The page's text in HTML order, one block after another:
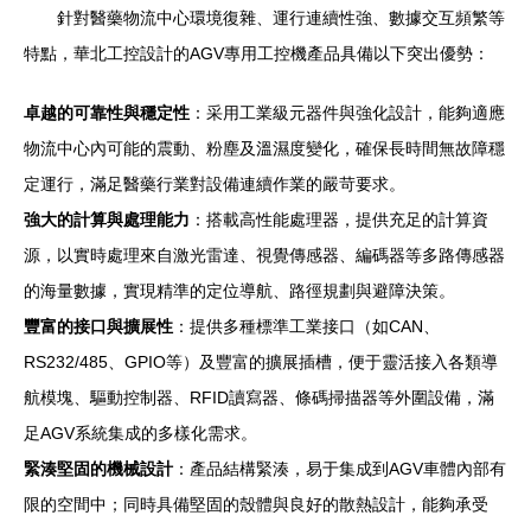
針對醫藥物流中心環境復雜、運行連續性強、數據交互頻繁等
特點，華北工控設計的AGV專用工控機產品具備以下突出優勢：
卓越的可靠性與穩定性 ：采用工業級元器件與強化設計，能夠適應
物流中心內可能的震動、粉塵及溫濕度變化，確保長時間無故障穩
定運行，滿足醫藥行業對設備連續作業的嚴苛要求。
強大的計算與處理能力 ：搭載高性能處理器，提供充足的計算資
源，以實時處理來自激光雷達、視覺傳感器、編碼器等多路傳感器
的海量數據，實現精準的定位導航、路徑規劃與避障決策。
豐富的接口與擴展性 ：提供多種標準工業接口（如CAN、
RS232/485、GPIO等）及豐富的擴展插槽，便于靈活接入各類導
航模塊、驅動控制器、RFID讀寫器、條碼掃描器等外圍設備，滿
足AGV系統集成的多樣化需求。
緊湊堅固的機械設計：產品結構緊湊，易于集成到AGV車體內部有
限的空間中；同時具備堅固的殼體與良好的散熱設計，能夠承受